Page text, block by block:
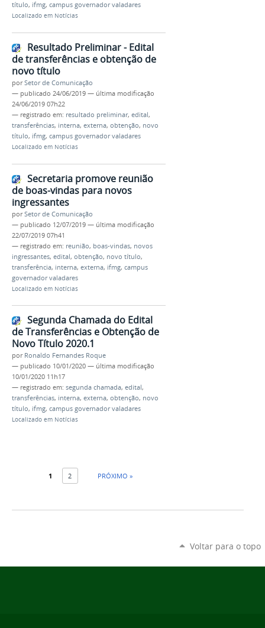
título, ifmg, campus governador valadares
Localizado em Notícias
Resultado Preliminar - Edital
de transferências e obtenção de
novo título
porSetor de Comunicação
— publicado 24/06/2019 — última modificação
24/06/2019 07h22
— registrado em: resultado preliminar, edital,
transferências, interna, externa, obtenção, novo
título, ifmg, campus governador valadares
Localizado em Notícias
Secretaria promove reunião
de boas-vindas para novos
ingressantes
porSetor de Comunicação
— publicado 12/07/2019 — última modificação
22/07/2019 07h41
— registrado em: reunião, boas-vindas, novos
ingressantes, edital, obtenção, novo título,
transferência, interna, externa, ifmg, campus
governador valadares
Localizado em Notícias
Segunda Chamada do Edital
de Transferências e Obtenção de
Novo Título 2020.1
por Ronaldo Fernandes Roque
— publicado 10/01/2020 — última modificação
10/01/2020 11h17
— registrado em: segunda chamada, edital,
transferências, interna, externa, obtenção, novo
título, ifmg, campus governador valadares
Localizado em Notícias
1 2 PRÓXIMO »
Voltar para o topo